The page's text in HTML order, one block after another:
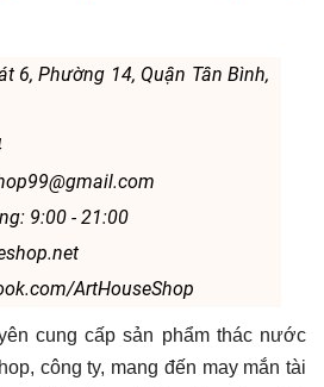
6, Phường 14, Quận Tân Bình,
9:00 - 21:00
ArtHouseShop
cung cấp sản phẩm thác nước
công ty, mang đến may mắn tài